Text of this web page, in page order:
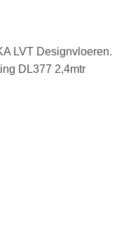
LVT Designvloeren.
DL377 2,4mtr